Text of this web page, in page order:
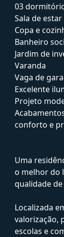
03
Sala de
Copa e
Banheiro
Jardim de
Varanda
Vaga de
Excelente
Projeto
conforto e
Uma
o melhor do
qualidade de
Localizada
valorização,
escolas e